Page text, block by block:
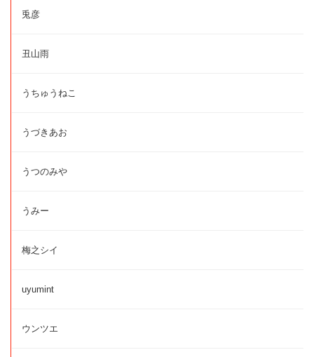
兎彦
丑山雨
うちゅうねこ
うづきあお
うつのみや
うみー
梅之シイ
uyumint
ウンツエ